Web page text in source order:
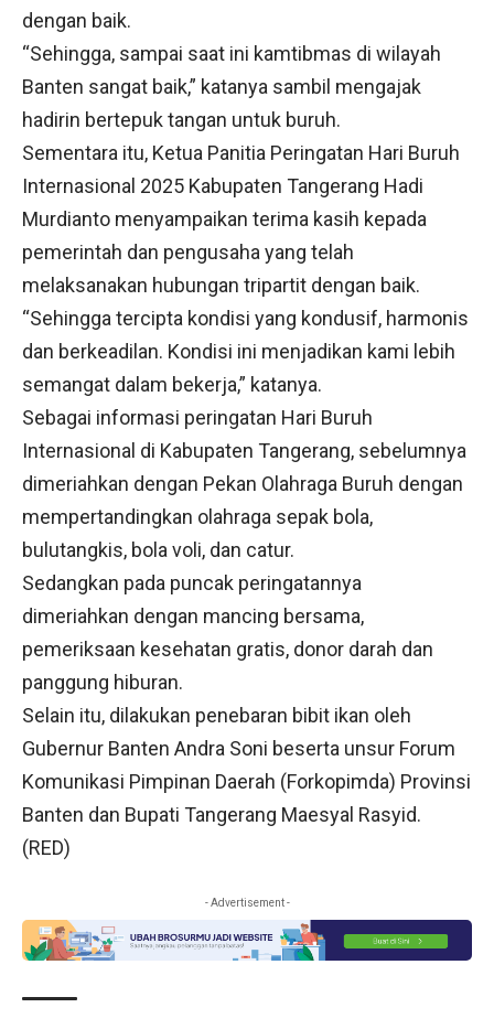
dengan baik.
“Sehingga, sampai saat ini kamtibmas di wilayah
Banten sangat baik,” katanya sambil mengajak
hadirin bertepuk tangan untuk buruh.
Sementara itu, Ketua Panitia Peringatan Hari Buruh
Internasional 2025 Kabupaten Tangerang Hadi
Murdianto menyampaikan terima kasih kepada
pemerintah dan pengusaha yang telah
melaksanakan hubungan tripartit dengan baik.
“Sehingga tercipta kondisi yang kondusif, harmonis
dan berkeadilan. Kondisi ini menjadikan kami lebih
semangat dalam bekerja,” katanya.
Sebagai informasi peringatan Hari Buruh
Internasional di Kabupaten Tangerang, sebelumnya
dimeriahkan dengan Pekan Olahraga Buruh dengan
mempertandingkan olahraga sepak bola,
bulutangkis, bola voli, dan catur.
Sedangkan pada puncak peringatannya
dimeriahkan dengan mancing bersama,
pemeriksaan kesehatan gratis, donor darah dan
panggung hiburan.
Selain itu, dilakukan penebaran bibit ikan oleh
Gubernur Banten Andra Soni beserta unsur Forum
Komunikasi Pimpinan Daerah (Forkopimda) Provinsi
Banten dan Bupati Tangerang Maesyal Rasyid.
(RED)
- Advertisement -